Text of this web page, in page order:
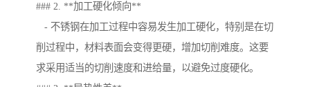
### 2. **加工硬化倾向**
- 不锈钢在加工过程中容易发生加工硬化，特别是在切
削过程中，材料表面会变得更硬，增加切削难度。这要
求采用适当的切削速度和进给量，以避免过度硬化。